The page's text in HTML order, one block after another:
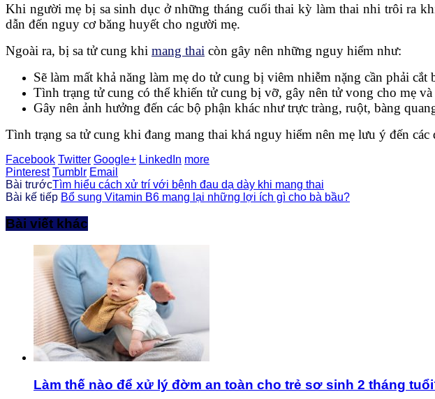
Khi người mẹ bị sa sinh dục ở những tháng cuối thai kỳ làm thai nhi trôi ra
dẫn đến nguy cơ băng huyết cho người mẹ.
Ngoài ra, bị sa tử cung khi mang thai còn gây nên những nguy hiểm như:
Sẽ làm mất khả năng làm mẹ do tử cung bị viêm nhiễm nặng cần phải cắt
Tình trạng tử cung có thể khiến tử cung bị vỡ, gây nên tử vong cho mẹ và
Gây nên ảnh hưởng đến các bộ phận khác như trực tràng, ruột, bàng
Tình trạng sa tử cung khi đang mang thai khá nguy hiểm nên mẹ lưu ý đến các
Facebook Twitter Google+ LinkedIn more
Pinterest Tumblr Email
Bài trướcTìm hiểu cách xử trí với bệnh đau dạ dày khi mang thai
Bài kế tiếp Bổ sung Vitamin B6 mang lại những lợi ích gì cho bà bầu?
Bài viết khác
Làm thế nào để xử lý đờm an toàn cho trẻ sơ sinh 2 tháng